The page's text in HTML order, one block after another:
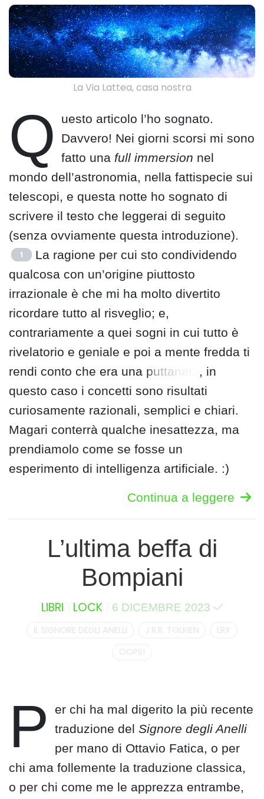
La Via Lattea, casa nostra
Q
uesto articolo l’ho sognato.
Davvero! Nei giorni scorsi mi sono
fatto una full immersion nel
mondo dell’astronomia, nella fattispecie sui
telescopi, e questa notte ho sognato di
scrivere il testo che leggerai di seguito
(senza ovviamente questa introduzione).
1
La ragione per cui sto condividendo
qualcosa con un’origine piuttosto
irrazionale è che mi ha molto divertito
ricordare tutto al risveglio; e,
contrariamente a quei sogni in cui tutto è
rivelatorio e geniale e poi a mente fredda ti
rendi conto che era una puttanata , in
questo caso i concetti sono risultati
curiosamente razionali, semplici e chiari.
Magari conterrà qualche inesattezza, ma
prendiamolo come se fosse un
esperimento di intelligenza artificiale. :)
Continua a leggere
L’ultima beffa di
Bompiani
LIBRI LOCK 6 DICEMBRE 2023
IL SIGNORE DEGLI ANELLI J.R.R. TOLKIEN
LRX
OOPS!
P
er chi ha mal digerito la più recente
traduzione delSignore degli Anelli
per mano di Ottavio Fatica, o per
chi ama follemente la traduzione classica,
o per chi come me le apprezza entrambe,